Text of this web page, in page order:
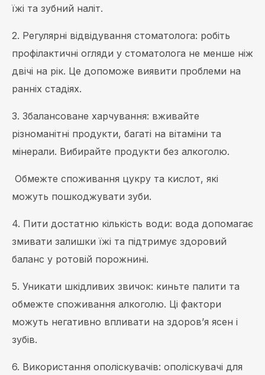
їжі та зубний наліт.
2. Регулярні відвідування стоматолога: робіть
профілактичні огляди у стоматолога не менше ніж
двічі на рік. Це допоможе виявити проблеми на
ранніх стадіях.
3. Збалансоване харчування: вживайте
різноманітні продукти, багаті на вітаміни та
мінерали. Вибирайте продукти без алкоголю.
Обмежте споживання цукру та кислот, які
можуть пошкоджувати зуби.
4. Пити достатню кількість води: вода допомагає
змивати залишки їжі та підтримує здоровий
баланс у ротовій порожнині.
5. Уникати шкідливих звичок: киньте палити та
обмежте споживання алкоголю. Ці фактори
можуть негативно впливати на здоров’я ясен і
зубів.
6. Використання ополіскувачів: ополіскувачі для